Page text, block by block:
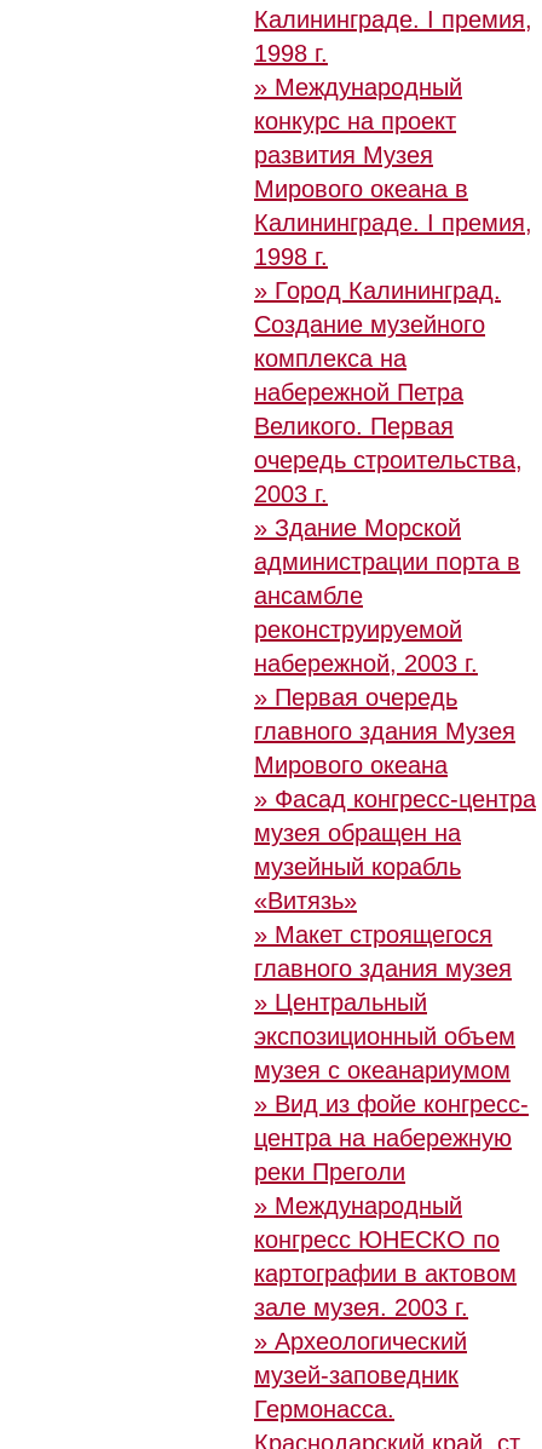
Калининграде. I премия,
1998 г.
» Международный
конкурс на проект
развития Музея
Мирового океана в
Калининграде. I премия,
1998 г.
» Город Калининград.
Создание музейного
комплекса на
набережной Петра
Великого. Первая
очередь строительства,
2003 г.
» Здание Морской
администрации порта в
ансамбле
реконструируемой
набережной, 2003 г.
» Первая очередь
главного здания Музея
Мирового океана
» Фасад конгресс-центра
музея обращен на
музейный корабль
«Витязь»
» Макет строящегося
главного здания музея
» Центральный
экспозиционный объем
музея с океанариумом
» Вид из фойе конгресс-
центра на набережную
реки Преголи
» Международный
конгресс ЮНЕСКО по
картографии в актовом
зале музея. 2003 г.
» Археологический
музей-заповедник
Гермонасса.
Краснодарский край, ст.